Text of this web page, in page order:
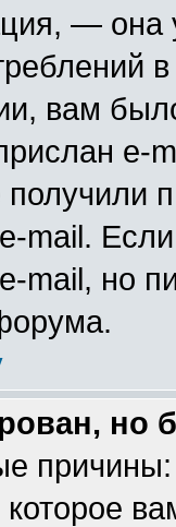
—
вам
e-
mail.
mail, но
но